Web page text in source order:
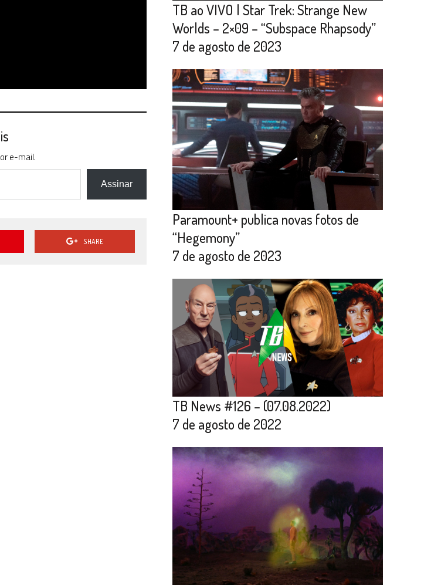
e-mail.
Assinar
SHARE
TB ao VIVO | Star Trek: Strange New
Worlds – 2×09 – “Subspace Rhapsody”
7 de agosto de 2023
Paramount+ publica novas fotos de
“Hegemony”
7 de agosto de 2023
TB News #126 – (07.08.2022)
7 de agosto de 2022